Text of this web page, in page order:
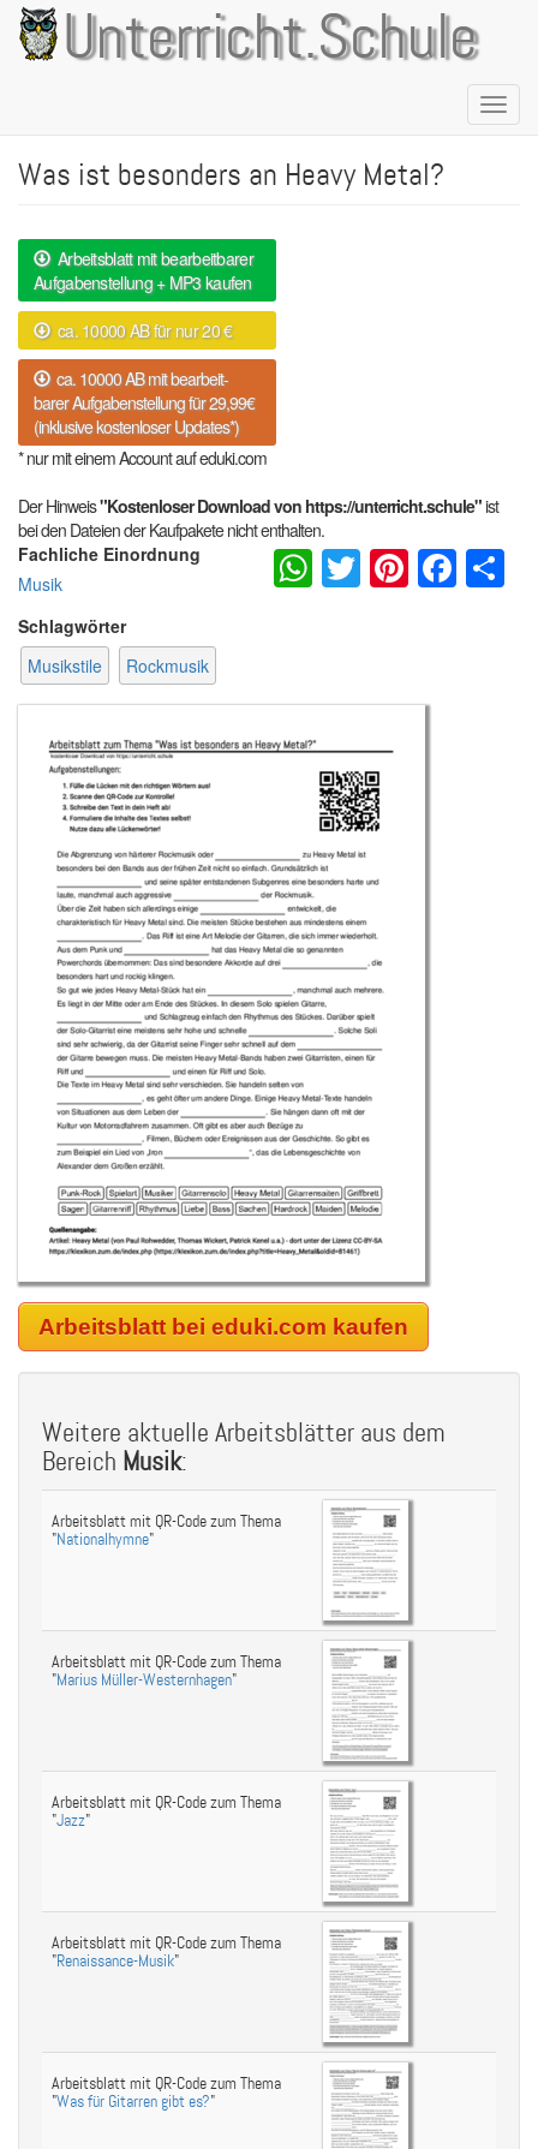
Direkt
zum
Inhalt
Unterricht.Schule
Was ist besonders an Heavy Metal?
Arbeitsblatt mit bearbeitbarer
Aufgabenstellung + MP3 kaufen
ca. 10000 AB für nur 20 €
ca. 10000 AB mit bearbeit-
barer Aufgabenstellung für 29,99€
(inklusive kostenloser Updates*)
* nur mit einem Account auf eduki.com
Der Hinweis"Kostenloser Download von https://unterricht.schule"ist
bei den Dateien der Kaufpakete nicht enthalten.
Fachliche Einordnung
Musik
Schlagwörter
Musikstile
Rockmusik
WhatsApp
Twitter
Arbeitsblatt bei eduki.com kaufen
Weitere aktuelle Arbeitsblätter aus dem
Bereich Musik:
Arbeitsblatt mit QR-Code zum Thema
"Nationalhymne"
Arbeitsblatt mit QR-Code zum Thema
"Marius Müller-Westernhagen"
Arbeitsblatt mit QR-Code zum Thema
"Jazz"
Arbeitsblatt mit QR-Code zum Thema
"Renaissance-Musik"
Arbeitsblatt mit QR-Code zum Thema
"Was für Gitarren gibt es?"